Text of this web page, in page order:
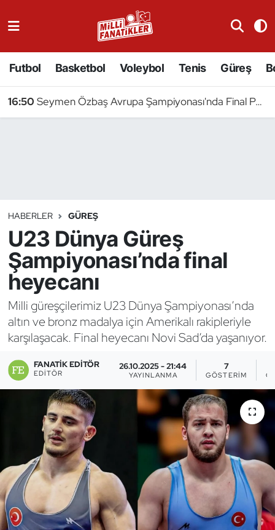
Futbol Basketbol Voleybol Tenis Güreş
16:50 Seymen Özbaş Avrupa Şampiyonası'nda Final Peşinde
HABERLER GÜREŞ
U23 Dünya Güreş
Şampiyonası’nda final
heyecanı
Milli güreşçilerimiz U23 Dünya Şampiyonası’nda
altın ve bronz madalya için Amerikalı rakipleriyle
karşılaşacak. Final heyecanı Novi Sad’da yaşanıyor.
FANATIK EDITÖR
EDITÖR
26.10.2025 - 21:44
YAYINLANMA
7
GÖSTERIM
Badminton
Binicilik
Bisiklet
Bocce Bowling Dart
Boks
Briç
Buz Hokeyi
Buz Pateni
Çim Hokeyi
Cimnastik
Curling